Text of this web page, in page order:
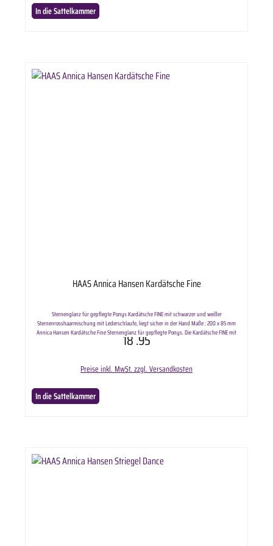
In die Sattelkammer
HAAS Annica Hansen Kardätsche Fine
Sternenglanz für gepflegte Ponys Kardätsche FINE mit schwarzer und weißer
Sternenrosshaarmischung mit Lederschlaufe, liegt sicher in der Hand Maße : 200 x 85 mm
Annica Hansen Kardätsche Fine Sternenglanz für gepflegte Ponys. Die Kardätsche FINE mit
schwarzer und weißer Sternenrosshaarmischung pflegt das Fell und entfernt Schmutz
18.95
Preise inkl. MwSt. zzgl. Versandkosten
In die Sattelkammer